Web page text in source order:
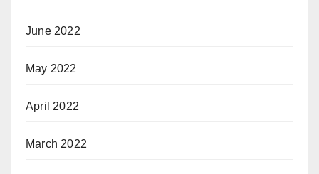
June 2022
May 2022
April 2022
March 2022